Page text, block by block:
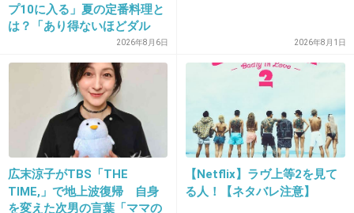
13. 匿名 2012/11/21(水) 13:05:37
「男の産婦人科の先生って嫌よね」って言って
いた友人が、
産婦人科の先生と見合い結婚をしていたのに
は、ドン引きした。
プ10に入る」夏の定番料理と
は？「あり得ないほどダル
2026年8月6日 2026年8月1日
広末涼子がTBS「THE
TIME,」で地上波復帰 自身
を変えた次男の言葉「ママの
【Netflix】ラヴ上等2を見て
る人！【ネタバレ注意】